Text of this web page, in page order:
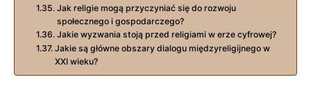
Jak religie mogą przyczyniać się do rozwoju
społecznego i gospodarczego?
Jakie wyzwania stoją przed religiami w erze cyfrowej?
Jakie są główne obszary dialogu międzyreligijnego w
XXI wieku?